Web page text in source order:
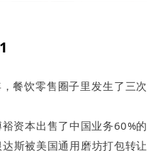
餐饮零售圈子里发生了三次
资本出售了中国业务60%的
斯被美国通用磨坊打包转让